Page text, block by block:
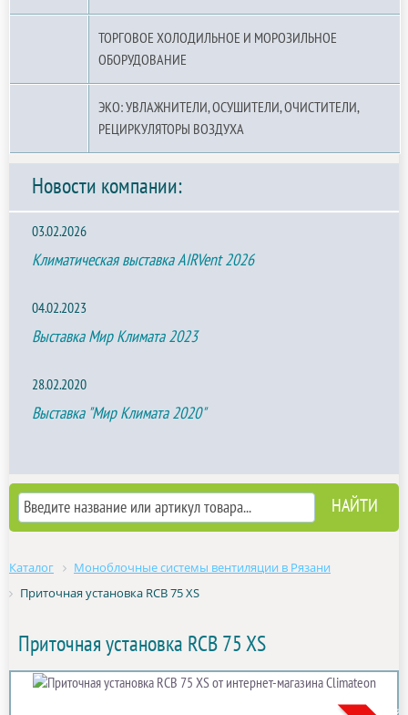
ТОРГОВОЕ ХОЛОДИЛЬНОЕ И МОРОЗИЛЬНОЕ
ОБОРУДОВАНИЕ
ЭКО: УВЛАЖНИТЕЛИ, ОСУШИТЕЛИ, ОЧИСТИТЕЛИ,
РЕЦИРКУЛЯТОРЫ ВОЗДУХА
Новости компании:
03.02.2026
Климатическая выставка AIRVent 2026
04.02.2023
Выставка Мир Климата 2023
28.02.2020
Выставка "Мир Климата 2020"
Каталог
Моноблочные системы вентиляции в Рязани
Приточная установка RCB 75 XS
Приточная установка RCB 75 XS
Акция